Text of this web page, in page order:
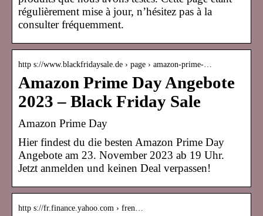
régulièrement mise à jour, n’hésitez pas à la
consulter fréquemment.
http s://www.blackfridaysale.de › page › amazon-prime-…
Amazon Prime Day Angebote
2023 – Black Friday Sale
Amazon Prime Day
Hier findest du die besten Amazon Prime Day
Angebote am 23. November 2023 ab 19 Uhr.
Jetzt anmelden und keinen Deal verpassen!
http s://fr.finance.yahoo.com › fren…